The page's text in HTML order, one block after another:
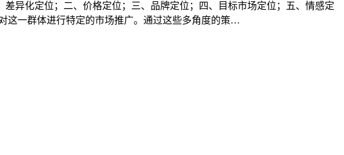
异化定位；二、价格定位；三、品牌定位；四、目标市场定位；五、情感定
这一群体进行特定的市场推广。通过这些多角度的策…